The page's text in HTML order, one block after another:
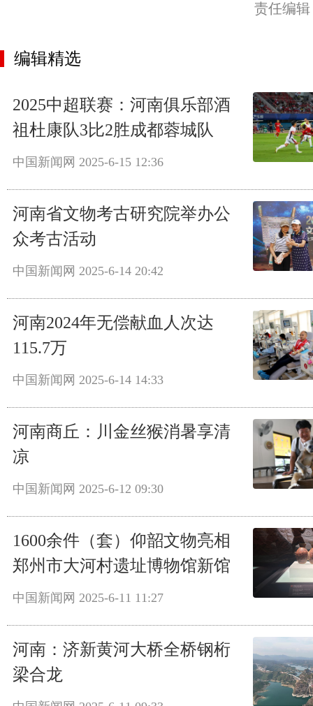
责任编
编辑精选
2025中超联赛：河南俱乐部酒
祖杜康队3比2胜成都蓉城队
中国新闻网 2025-6-15 12:36
河南省文物考古研究院举办公
众考古活动
中国新闻网 2025-6-14 20:42
河南2024年无偿献血人次达
115.7万
中国新闻网 2025-6-14 14:33
河南商丘：川金丝猴消暑享清
凉
中国新闻网 2025-6-12 09:30
1600余件（套）仰韶文物亮相
郑州市大河村遗址博物馆新馆
中国新闻网 2025-6-11 11:27
河南：济新黄河大桥全桥钢桁
梁合龙